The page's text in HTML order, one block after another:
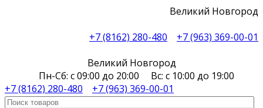
Великий Новгород
+7 (8162) 280-480
+7 (963) 369-00-01
Великий Новгород
Пн-Сб: с 09:00 до 20:00 Вс: с 10:00 до 19:00
+7 (8162) 280-480
+7 (963) 369-00-01